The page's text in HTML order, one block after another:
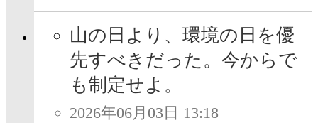
山の日より、環境の日を優
先すべきだった。今からで
も制定せよ。
2026年06月03日 13:18